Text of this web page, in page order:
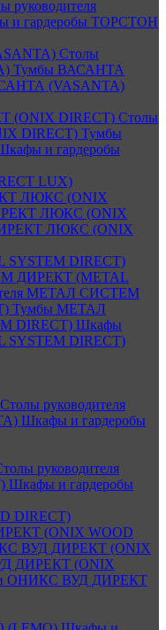
руководителя
и гардеробы ТОРСТОН
Столы
Тумбы ВАСАНТА
(VASANTA)
(ONIX DIRECT) Столы
DIRECT) Тумбы
и гардеробы
LUX)
ЛЮКС (ONIX
ЛЮКС (ONIX
ЛЮКС (ONIX
DIRECT)
ДИРЕКТ (METAL
МЕТАЛ СИСТЕМ
Тумбы МЕТАЛ
DIRECT) Шкафы
DIRECT)
Столы руководителя
Шкафы и гардеробы
руководителя
Шкафы и гардеробы
DIRECT)
(ONIX WOOD
ВУД ДИРЕКТ (ONIX
ДИРЕКТ (ONIX
ОНИКС ВУД ДИРЕКТ